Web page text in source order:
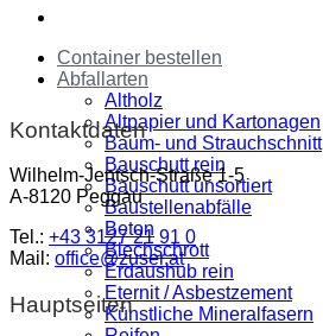
Container bestellen
Abfallarten
Altholz
Altpapier und Kartonagen
Baum- und Strauchschnitt
Bauschutt rein
Bauschutt unsortiert
Baustellenabfälle
Beton
Blechschrott
Erdaushub rein
Eternit / Asbestzement
Künstliche Mineralfasern
Kontaktdaten
Wilhelm-Jentsch-Straße 1-5
A-8120 Peggau
Tel.: +43 3127 21 91 0
Mail: office@zuser.at
Hauptseiten